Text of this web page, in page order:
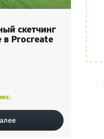
скетчинг
в Procreate